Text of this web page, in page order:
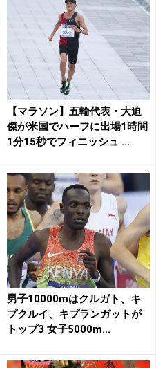
【マラソン】五輪代表・大迫
傑が米国でハーフに出場1時間
1分15秒でフィニッシュ ...
男子10000mはクルガト、キ
プクルイ、キプランガットが
トップ3 女子5000m...